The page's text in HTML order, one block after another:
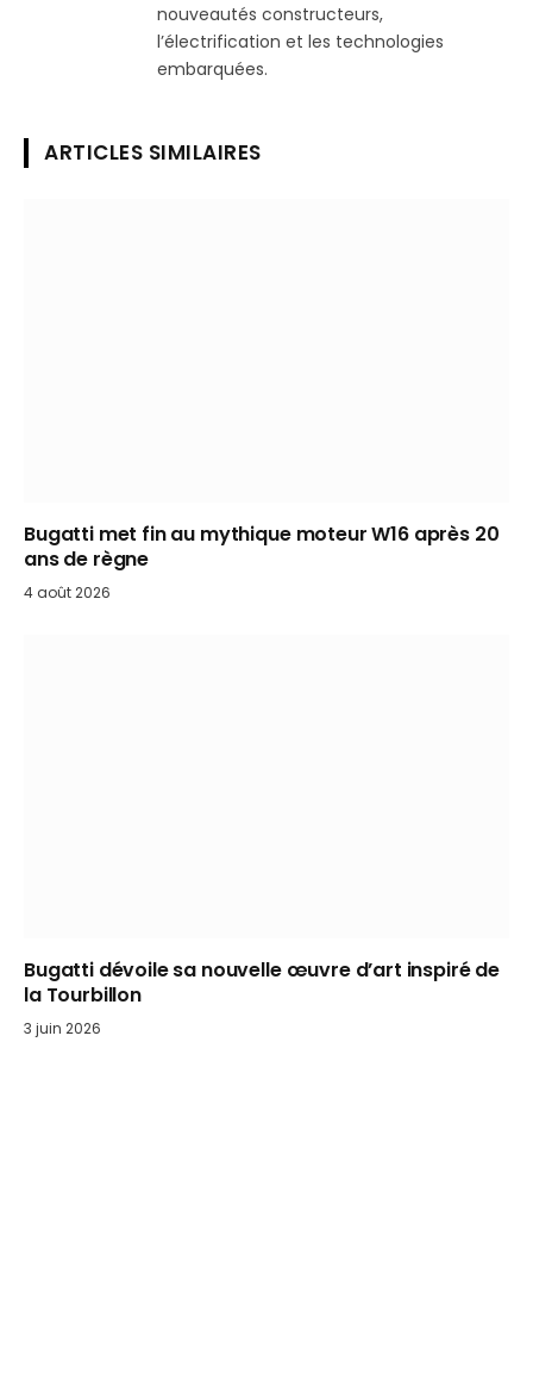
nouveautés constructeurs,
l’électrification et les technologies
embarquées.
ARTICLES SIMILAIRES
Bugatti met fin au mythique moteur W16 après 20
ans de règne
4 août 2026
Bugatti dévoile sa nouvelle œuvre d’art inspiré de
la Tourbillon
3 juin 2026